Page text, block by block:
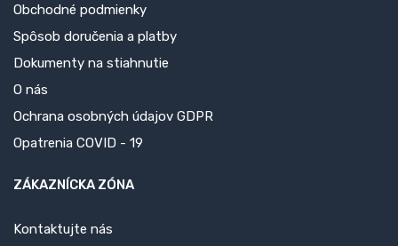
Obchodné podmienky
Spôsob doručenia a platby
Dokumenty na stiahnutie
O nás
Ochrana osobných údajov GDPR
Opatrenia COVID - 19
ZÁKAZNÍCKA ZÓNA
Kontaktujte nás